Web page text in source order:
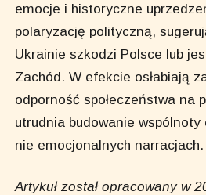
emocje i historyczne
polaryzację polityczną,
Ukrainie szkodzi Polsce lub
Zachód. W efekcie osłabiają
odporność społeczeństwa na
utrudnia budowanie
nie emocjonalnych narracjach.
Artykuł został opracowany w